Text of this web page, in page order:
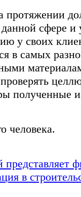
сфере и
у своих
в самых
полученные
человека.
представляет
в